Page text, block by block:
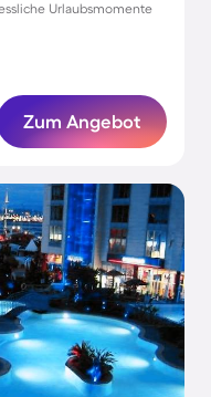
Urlaubsmomente
Zum Angebot